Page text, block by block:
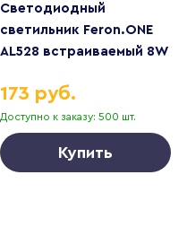
Светодиодный
светильник Feron.ONE
AL528 встраиваемый 8W
Доступно к заказу: 500 шт.
173 руб.
Купить